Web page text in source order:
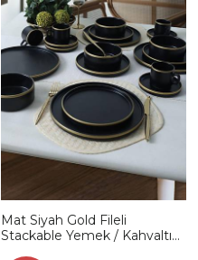
Mat Siyah Gold Fileli
Stackable Yemek / Kahvaltı